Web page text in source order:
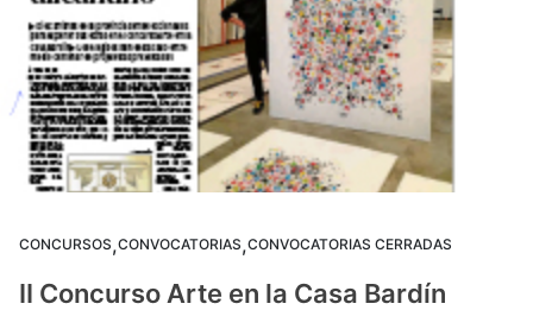
CONCURSOS,CONVOCATORIAS,CONVOCATORIAS CERRADAS
II Concurso Arte en la Casa Bardín